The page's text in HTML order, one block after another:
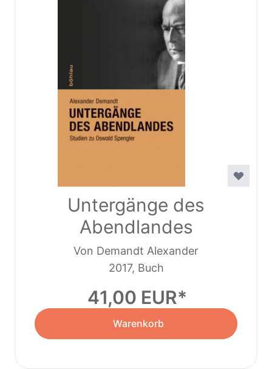
Untergänge des
Abendlandes
Von Demandt Alexander
2017, Buch
41,00 EUR
Warenkorb